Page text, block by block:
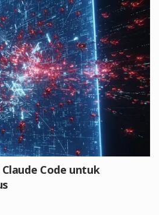
Code untuk